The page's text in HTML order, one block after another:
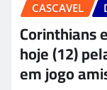
CASCAVEL
Corinthians
hoje (12)
em jogo